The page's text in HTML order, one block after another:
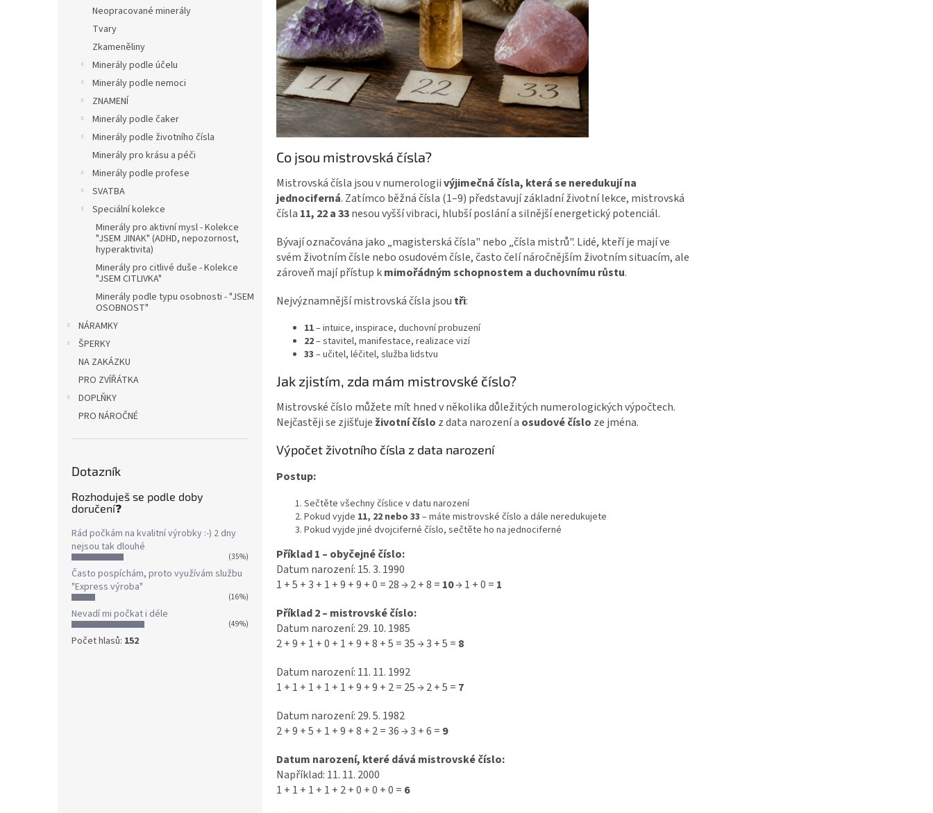
Neopracované minerály
Tvary
Zkameněliny
Minerály podle účelu
Minerály podle nemoci
ZNAMENÍ
Minerály podle čaker
Minerály podle životního čísla
Minerály pro krásu a péči
Minerály podle profese
SVATBA
Speciální kolekce
Minerály pro aktivní mysl - Kolekce
"JSEM JINAK" (ADHD, nepozornost,
hyperaktivita)
Minerály pro citlivé duše - Kolekce
"JSEM CITLIVKA"
Minerály podle typu osobnosti - "JSEM
OSOBNOST"
NÁRAMKY
ŠPERKY
NA ZAKÁZKU
PRO ZVÍŘÁTKA
DOPLŇKY
PRO NÁROČNÉ
Dotazník
Rozhoduješ se podle doby
doručení❓
Rád počkám na kvalitní výrobky :-) 2 dny
nejsou tak dlouhé
(35%)
Často pospíchám, proto využívám službu
"Express výroba"
(16%)
Nevadí mi počkat i déle
(49%)
Počet hlasů: 152
Co jsou mistrovská čísla?
Mistrovská čísla jsou v numerologiivýjimečná čísla, která se neredukují na
jednociferná. Zatímco běžná čísla (1–9) představují základní životní lekce, mistrovská
čísla 11, 22 a 33nesou vyšší vibraci, hlubší poslání a silnější energetický potenciál.
Bývají označována jako „magisterská čísla" nebo „čísla mistrů". Lidé, kteří je mají ve
svém životním čísle nebo osudovém čísle, často čelí náročnějším životním situacím, ale
zároveň mají přístup kmimořádným schopnostem a duchovnímu růstu.
Nejvýznamnější mistrovská čísla jsou tři:
11– intuice, inspirace, duchovní probuzení
22– stavitel, manifestace, realizace vizí
33 – učitel, léčitel, služba lidstvu
Jak zjistím, zda mám mistrovské číslo?
Mistrovské číslo můžete mít hned v několika důležitých numerologických výpočtech.
Nejčastěji se zjišťuje životní číslo z data narození a osudové číslo ze jména.
Výpočet životního čísla z data narození
Postup:
Sečtěte všechny číslice v datu narození
Pokud vyjde 11, 22 nebo 33 – máte mistrovské číslo a dále neredukujete
Pokud vyjde jiné dvojciferné číslo, sečtěte ho na jednociferné
Příklad 1 – obyčejné číslo:
Datum narození: 15. 3. 1990
1 + 5 + 3 + 1 + 9 + 9 + 0 = 28 → 2 + 8 = 10→ 1 + 0 = 1
Příklad 2 – mistrovské číslo:
Datum narození: 29. 10. 1985
2 + 9 + 1 + 0 + 1 + 9 + 8 + 5 = 35 → 3 + 5 = 8
Datum narození: 11. 11. 1992
1 + 1 + 1 + 1 + 1 + 9 + 9 + 2 = 25 → 2 + 5 = 7
Datum narození: 29. 5. 1982
2 + 9 + 5 + 1 + 9 + 8 + 2 = 36 → 3 + 6 = 9
Datum narození, které dává mistrovské číslo:
Například: 11. 11. 2000
1 + 1 + 1 + 1 + 2 + 0 + 0 + 0 = 6